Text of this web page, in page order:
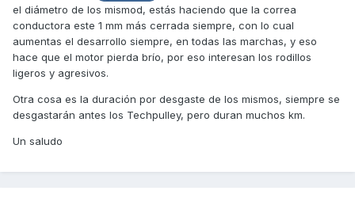
el diámetro de los mismod, estás haciendo que la correa
conductora este 1 mm más cerrada siempre, con lo cual
aumentas el desarrollo siempre, en todas las marchas, y eso
hace que el motor pierda brío, por eso interesan los rodillos
ligeros y agresivos.
Otra cosa es la duración por desgaste de los mismos, siempre se
desgastarán antes los Techpulley, pero duran muchos km.
Un saludo